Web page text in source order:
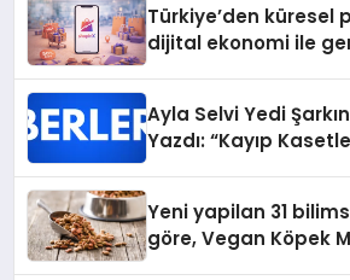
Türkiye’den küresel
dijital ekonomi ile
Ayla Selvi Yedi
Yazdı: “Kayıp
Yeni yapilan 31
göre, Vegan Köpek